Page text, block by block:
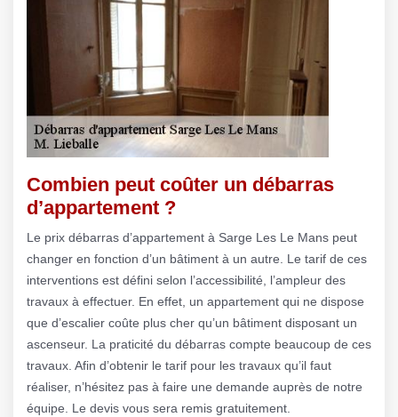
Combien peut coûter un débarras
d’appartement ?
Le prix débarras d’appartement à Sarge Les Le Mans peut
changer en fonction d’un bâtiment à un autre. Le tarif de ces
interventions est défini selon l’accessibilité, l’ampleur des
travaux à effectuer. En effet, un appartement qui ne dispose
que d’escalier coûte plus cher qu’un bâtiment disposant un
ascenseur. La praticité du débarras compte beaucoup de ces
travaux. Afin d’obtenir le tarif pour les travaux qu’il faut
réaliser, n’hésitez pas à faire une demande auprès de notre
équipe. Le devis vous sera remis gratuitement.